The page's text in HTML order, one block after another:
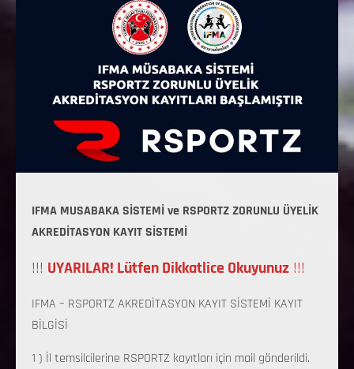
IFMA MUSABAKA SİSTEMİ ve RSPORTZ ZORUNLU ÜYELİK
AKREDİTASYON KAYIT SİSTEMİ
!!! UYARILAR! Lütfen Dikkatlice Okuyunuz !!!
IFMA – RSPORTZ AKREDİTASYON KAYIT SİSTEMİ KAYIT
BİLGİSİ
1 ) İl temsilcilerine RSPORTZ kayıtları için mail gönderildi.